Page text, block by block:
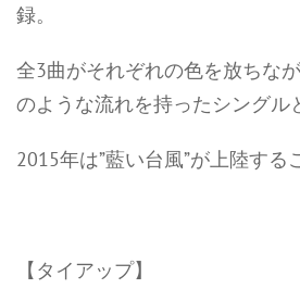
録。
全3曲がそれぞれの色を放ちな
のような流れを持ったシングル
2015年は”藍い台風”が上陸する
【タイアップ】